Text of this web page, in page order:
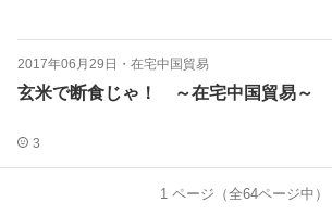
2017年06月29日 ・ 在宅中国貿易
玄米で断食じゃ！ ～在宅中国貿易～
3
1ページ（全64ページ中）